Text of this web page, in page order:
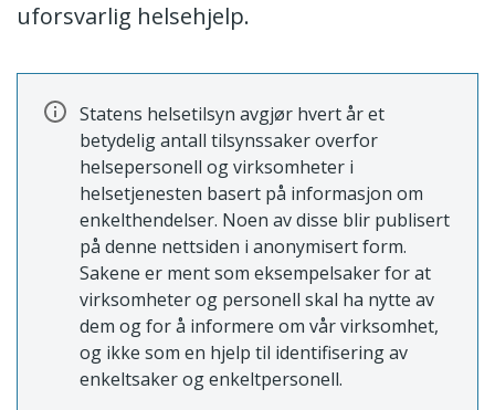
uforsvarlig helsehjelp.
Statens helsetilsyn avgjør hvert år et
betydelig antall tilsynssaker overfor
helsepersonell og virksomheter i
helsetjenesten basert på informasjon om
enkelthendelser. Noen av disse blir publisert
på denne nettsiden i anonymisert form.
Sakene er ment som eksempelsaker for at
virksomheter og personell skal ha nytte av
dem og for å informere om vår virksomhet,
og ikke som en hjelp til identifisering av
enkeltsaker og enkeltpersonell.